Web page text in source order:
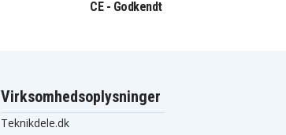
CE - Godkendt
Virksomhedsoplysninger
Teknikdele.dk